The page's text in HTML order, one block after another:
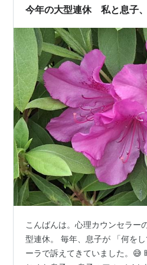
今年の大型連休 私と息子
こんばんは。心理カウンセラー
型連休。 毎年、息子が 「何を
ーラで訴えてきていました。😅